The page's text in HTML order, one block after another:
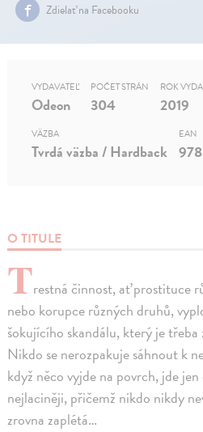
Zdielať na Facebooku
O TITULE
Trestná činnost, ať prostituce
nebo korupce různých druhů,
šokujícího skandálu, který je
Nikdo se nerozpakuje sáhnout k
když něco vyjde na povrch, jde
nejlaciněji, přičemž nikdo nikdy
zrovna zaplétá…
VYDAVATEĽ
Odeon
POČET STRÁN
304
ROK
2019
VÄZBA
Tvrdá väzba / Hardback
EAN